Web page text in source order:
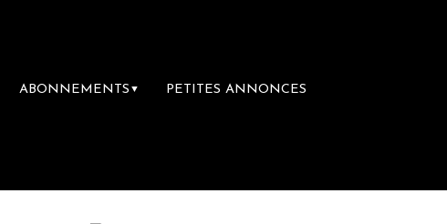
ABONNEMENTS ▼ PETITES ANNONCES